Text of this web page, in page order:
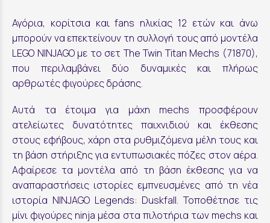
Αγόρια, κορίτσια και fans ηλικίας 12 ετών και άνω
μπορούν να επεκτείνουν τη συλλογή τους από μοντέλα
LEGO NINJAGO με το σετ The Twin Titan Mechs (71870),
που περιλαμβάνει δύο δυναμικές και πλήρως
αρθρωτές φιγούρες δράσης.
Αυτά τα έτοιμα για μάχη mechs προσφέρουν
ατελείωτες δυνατότητες παιχνιδιού και έκθεσης
στους εφήβους, χάρη στα ρυθμιζόμενα μέλη τους και
τη βάση στήριξης για εντυπωσιακές πόζες στον αέρα.
Αφαίρεσε τα μοντέλα από τη βάση έκθεσης για να
αναπαραστήσεις ιστορίες εμπνευσμένες από τη νέα
ιστορία NINJAGO Legends: Duskfall. Τοποθέτησε τις
μίνι φιγούρες ninja μέσα στα πιλοτήρια των mechs και